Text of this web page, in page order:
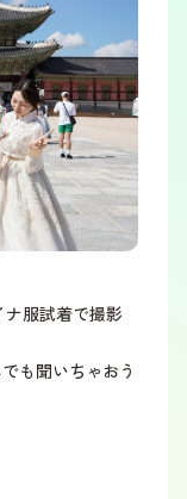
服試着で撮影
も聞いちゃおう